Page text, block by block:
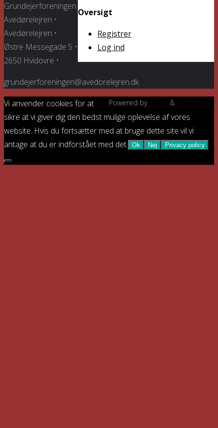
Oversigt
Registrer
Log ind
Grundejerforeningen
Avedørelejren •
Avedørelejren •
Østre Messegade 5 •
2650 Hvidovre •
grundejerforeningen@avedorelejren.dk
Powered by &
Vi anvender cookies for at
sikre at vi giver dig den bedst mulige oplevelse af vores
website. Hvis du fortsætter med at bruge dette site vil vi
antage at du er indforstået med det. Ok Nej Privacy policy